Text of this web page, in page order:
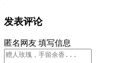
发表评论
匿名网友 填写信息